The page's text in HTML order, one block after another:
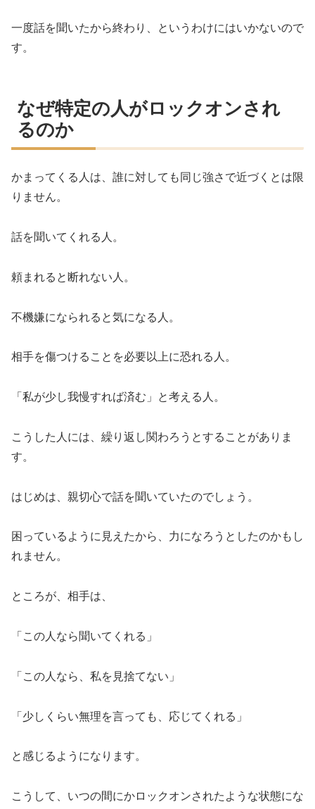
一度話を聞いたから終わり、というわけにはいかないので
す。
なぜ特定の人がロックオンされ
るのか
かまってくる人は、誰に対しても同じ強さで近づくとは限
りません。
話を聞いてくれる人。
頼まれると断れない人。
不機嫌になられると気になる人。
相手を傷つけることを必要以上に恐れる人。
「私が少し我慢すれば済む」と考える人。
こうした人には、繰り返し関わろうとすることがありま
す。
はじめは、親切心で話を聞いていたのでしょう。
困っているように見えたから、力になろうとしたのかもし
れません。
ところが、相手は、
「この人なら聞いてくれる」
「この人なら、私を見捨てない」
「少しくらい無理を言っても、応じてくれる」
と感じるようになります。
こうして、いつの間にかロックオンされたような状態にな